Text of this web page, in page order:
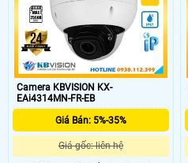
Camera KBVISION KX-
EAi4314MN-FR-EB
Giá Bán: 5%-35%
Giá gốc: liên hệ